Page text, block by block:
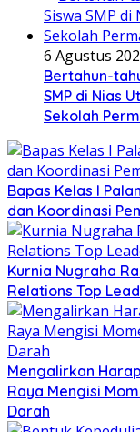
6 Agustus
Bertahun-
SMP di Nias
Sekolah
Bapas Kelas I
dan Koordinasi
Kurnia Nugraha
Relations Top
Mengalirkan
Raya Mengisi
Darah